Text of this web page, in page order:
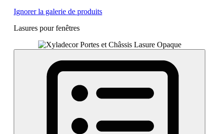
Ignorer la galerie de produits
Lasures pour fenêtres